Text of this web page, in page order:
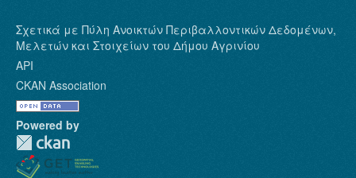
Σχετικά με Πύλη Ανοικτών Περιβαλλοντικών Δεδομένων,
Μελετών και Στοιχείων του Δήμου Αγρινίου
API
CKAN Association
Powered by